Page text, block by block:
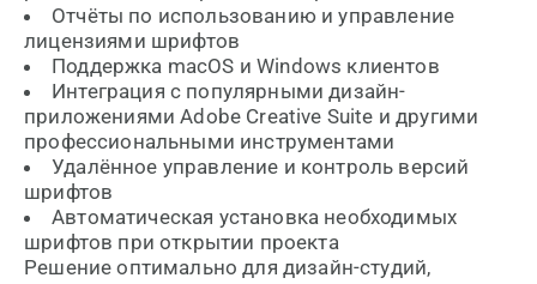
Отчёты по использованию и управление
лицензиями шрифтов
Поддержка macOS и Windows клиентов
Интеграция с популярными дизайн-
приложениями Adobe Creative Suite и другими
профессиональными инструментами
Удалённое управление и контроль версий
шрифтов
Автоматическая установка необходимых
шрифтов при открытии проекта
Решение оптимально для дизайн-студий,